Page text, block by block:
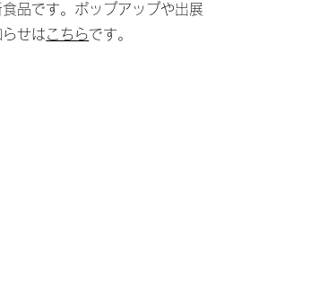
品です。ポップアップや出展
せはこちらです。